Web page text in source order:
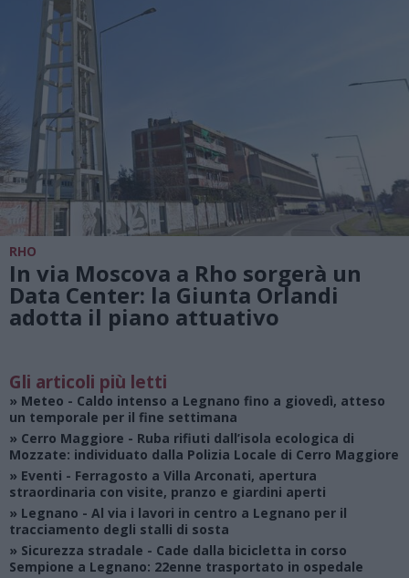
RHO
In via Moscova a Rho sorgerà un
Data Center: la Giunta Orlandi
adotta il piano attuativo
Gli articoli più letti
» Meteo - Caldo intenso a Legnano fino a giovedì, atteso
un temporale per il fine settimana
» Cerro Maggiore - Ruba rifiuti dall’isola ecologica di
Mozzate: individuato dalla Polizia Locale di Cerro Maggiore
» Eventi - Ferragosto a Villa Arconati, apertura
straordinaria con visite, pranzo e giardini aperti
» Legnano - Al via i lavori in centro a Legnano per il
tracciamento degli stalli di sosta
» Sicurezza stradale - Cade dalla bicicletta in corso
Sempione a Legnano: 22enne trasportato in ospedale